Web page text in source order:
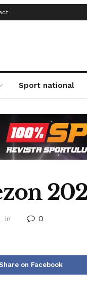
Sport national
in 0
on Facebook